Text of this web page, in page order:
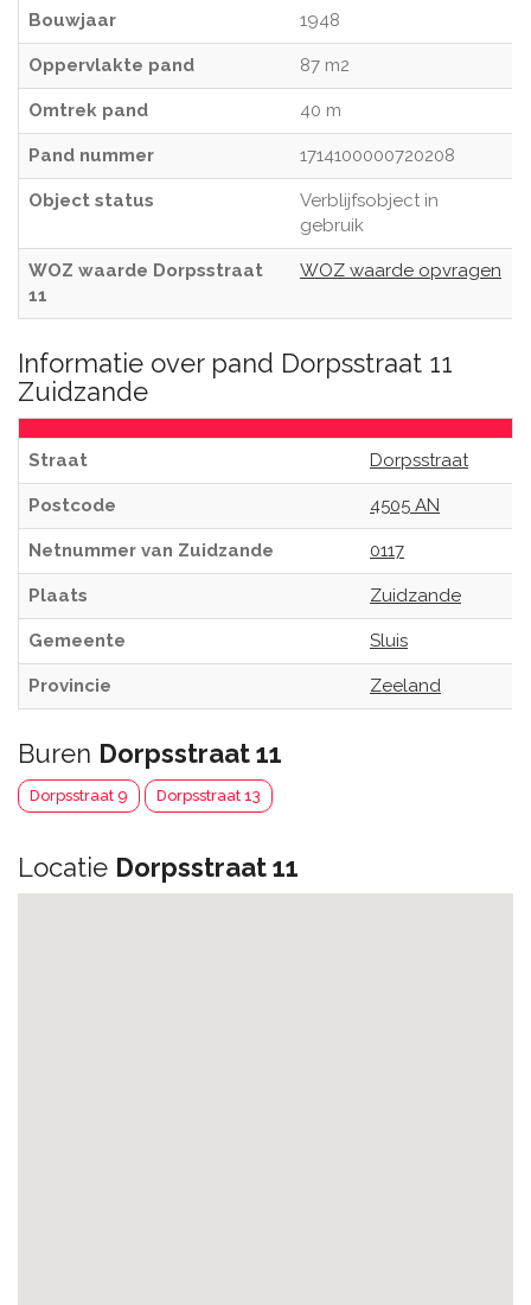
Bouwjaar 1948
Oppervlakte pand 87 m2
Omtrek pand 40 m
Pand nummer 1714100000720208
Object status
Verblijfsobject in
gebruik
WOZ waarde Dorpsstraat
11
WOZ waarde opvragen
Informatie over pand Dorpsstraat 11
Zuidzande
Straat Dorpsstraat
Postcode 4505 AN
Netnummer van Zuidzande 0117
Plaats Zuidzande
Gemeente Sluis
Provincie Zeeland
Buren Dorpsstraat 11
Dorpsstraat 9 Dorpsstraat 13
Locatie Dorpsstraat 11